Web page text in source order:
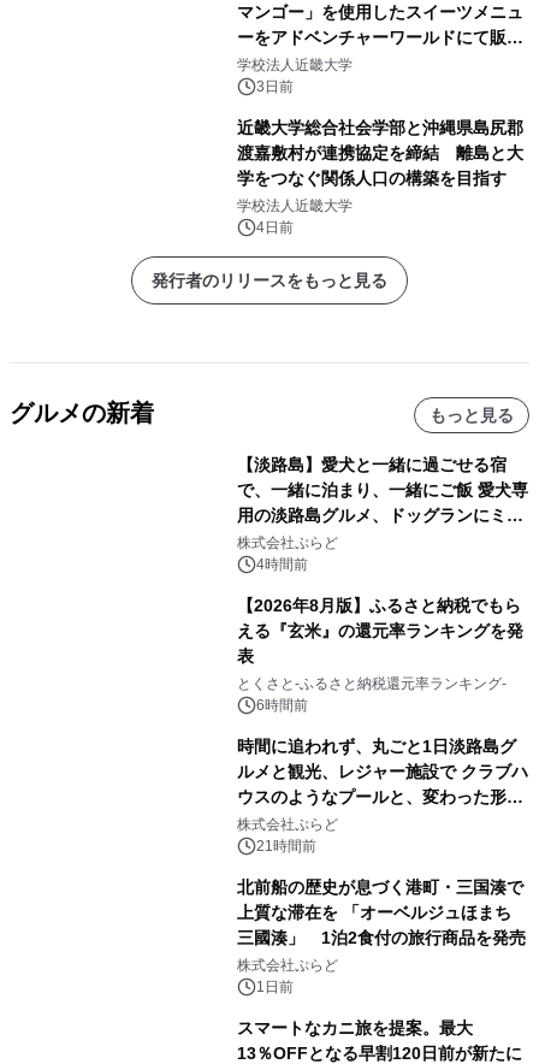
マンゴー」を使用したスイーツメニュ
ーをアドベンチャーワールドにて販売
します パークでしか味わえない期間
限定スイーツを楽しんで♪
学校法人近畿大学
3日前
近畿大学総合社会学部と沖縄県島尻郡
渡嘉敷村が連携協定を締結 離島と大
学をつなぐ関係人口の構築を目指す
学校法人近畿大学
4日前
発行者のリリースをもっと見る
グルメの新着 もっと見る
【淡路島】愛犬と一緒に過ごせる宿
で、一緒に泊まり、一緒にご飯 愛犬専
用の淡路島グルメ、ドッグランにミニ
プール グランピングとトレーラーハウ
スの2施設で
株式会社ぷらど
4時間前
【2026年8月版】ふるさと納税でもら
える『玄米』の還元率ランキングを発
表
とくさと-ふるさと納税還元率ランキング-
6時間前
時間に追われず、丸ごと1日淡路島グ
ルメと観光、レジャー施設で クラブハ
ウスのようなプールと、変わった形の
サウナも 「THE BOXY AWAJI」のお
得な素泊まり連泊プランで
株式会社ぷらど
21時間前
北前船の歴史が息づく港町・三国湊で
上質な滞在を 「オーベルジュほまち
三國湊」 1泊2食付の旅行商品を発売
株式会社ぷらど
1日前
スマートなカニ旅を提案。最大
13％OFFとなる早割120日前が新たに